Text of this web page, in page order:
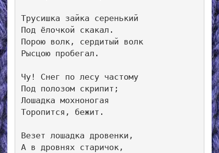
Трусишка зайка серенький
Под ёлочкой скакал.
Порою волк, сердитый волк
Рысцою пробегал.
Чу! Снег по лесу частому
Под полозом скрипит;
Лошадка мохноногая
Торопится, бежит.
Везет лошадка дровенки,
А в дровнях старичок,